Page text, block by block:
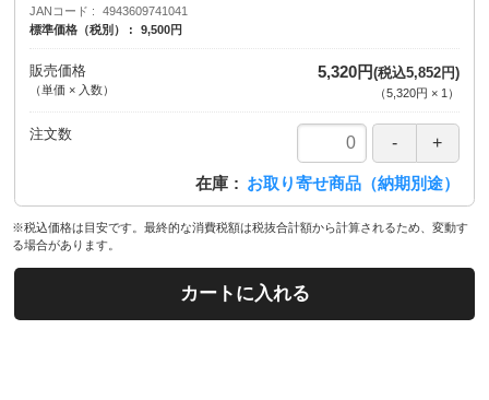
JANコード
4943609741041
標準価格（税別）
9,500円
販売価格
（単価 × 入数）
5,320円(税込5,852円)
（5,320円 × 1 ）
注文数
在庫 お取り寄せ商品（納期別途）
※税込価格は目安です。最終的な消費税額は税抜合計額から計算されるため、変動す
る場合があります。
カートに入れる